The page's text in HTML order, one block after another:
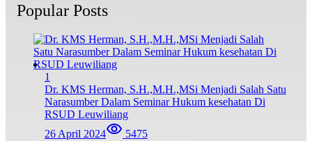
Popular Posts
1
Dr. KMS Herman, S.H.,M.H.,MSi Menjadi Salah Satu
Narasumber Dalam Seminar Hukum kesehatan Di
RSUD Leuwiliang
26 April 2024
5475